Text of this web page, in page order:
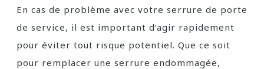
En cas de problème avec votre serrure de porte
de service, il est important d’agir rapidement
pour éviter tout risque potentiel. Que ce soit
pour remplacer une serrure endommagée,